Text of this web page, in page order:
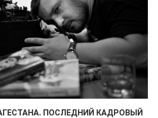
ПОСЛЕДНИЙ КАДРОВЫЙ